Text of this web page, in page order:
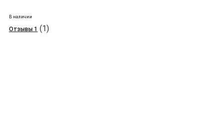
В наличии
Отзывы 1 (1)